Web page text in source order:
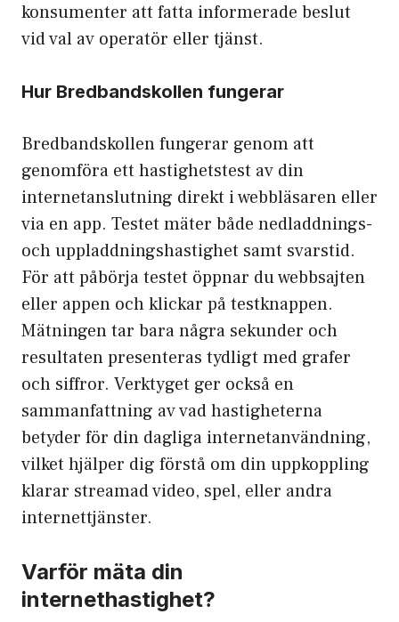
konsumenter att fatta informerade beslut
vid val av operatör eller tjänst.
Hur Bredbandskollen fungerar
Bredbandskollen fungerar genom att
genomföra ett hastighetstest av din
internetanslutning direkt i webbläsaren eller
via en app. Testet mäter både nedladdnings-
och uppladdningshastighet samt svarstid.
För att påbörja testet öppnar du webbsajten
eller appen och klickar på testknappen.
Mätningen tar bara några sekunder och
resultaten presenteras tydligt med grafer
och siffror. Verktyget ger också en
sammanfattning av vad hastigheterna
betyder för din dagliga internetanvändning,
vilket hjälper dig förstå om din uppkoppling
klarar streamad video, spel, eller andra
internettjänster.
Varför mäta din
internethastighet?